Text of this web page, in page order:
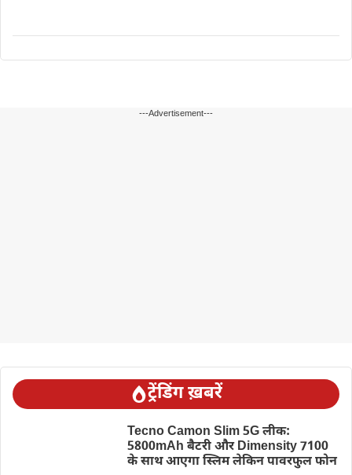
---Advertisement---
ट्रेंडिंग ख़बरें
Tecno Camon Slim 5G लीक:
5800mAh बैटरी और Dimensity 7100
के साथ आएगा स्लिम लेकिन पावरफुल फोन